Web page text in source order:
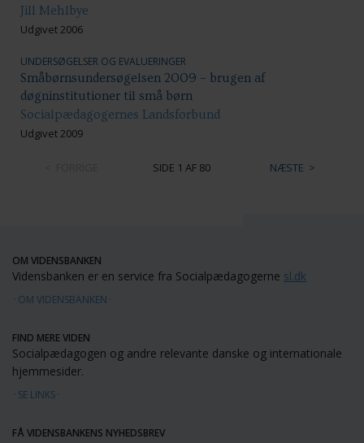
Jill Mehlbye
Udgivet 2006
UNDERSØGELSER OG EVALUERINGER
Småbørnsundersøgelsen 2009 – brugen af
døgninstitutioner til små børn
Socialpædagogernes Landsforbund
Udgivet 2009
SIDE 1 AF 80 NÆSTE
OM VIDENSBANKEN
Vidensbanken er en service fra Socialpædagogerne sl.dk
OM VIDENSBANKEN
FIND MERE VIDEN
Socialpædagogen og andre relevante danske og internationale
hjemmesider.
SE LINKS
FÅ VIDENSBANKENS NYHEDSBREV